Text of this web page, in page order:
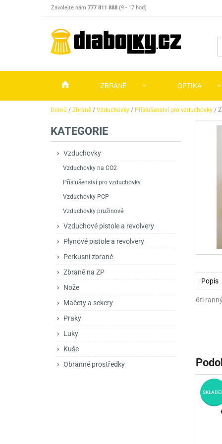
Zavolejte nám 777 811 888 (9 - 17 hod)
ZBRANĚ
Vzduchovky Vzduchovky na
Vzduchové pistole a revolvery
Plynové pistole a revolvery
Perkusní zbraně
Příslušenství pro
Brokovnice
Nože
Mačety a sekery
Luky
Obranné prostředky
OPTIKA
Puškohledy
Noční vidění a
Domů / Zbraně / Vzduchovky / Příslušenství pro vzduchovky /
KATEGORIE
Vzduchovky
Vzduchovky na CO2
Příslušenství pro vzduchovky
Vzduchovky PCP
Vzduchovky pružinové
Vzduchové pistole a revolvery
Plynové pistole a revolvery
Perkusní zbraně
Zbraně na ZP
Nože
Mačety a sekery
Praky
Luky
Kuše
Obranné prostředky
Popis
6ti